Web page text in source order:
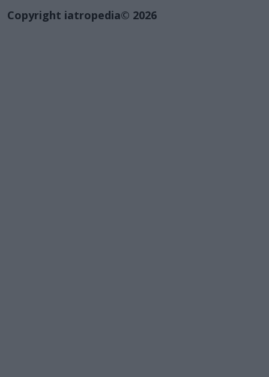
Copyright iatropedia© 2026